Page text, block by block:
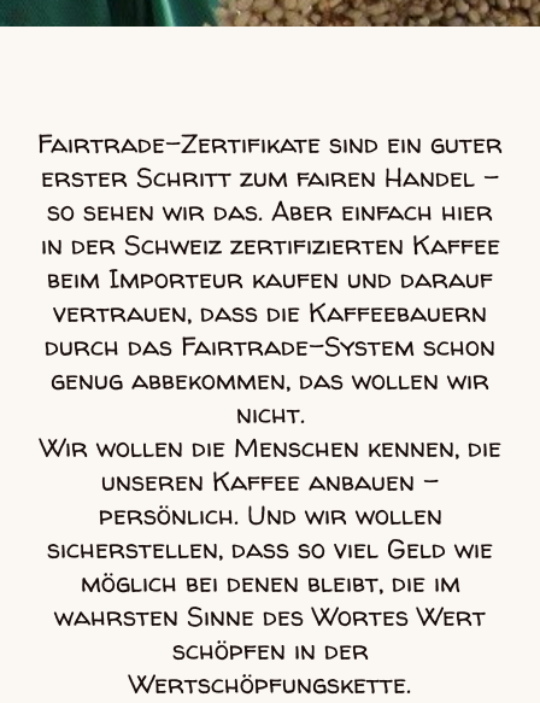
Fairtrade-Zertifikate sind ein guter
erster Schritt zum fairen Handel –
so sehen wir das. Aber einfach hier
in der Schweiz zertifizierten Kaffee
beim Importeur kaufen und darauf
vertrauen, dass die Kaffeebauern
durch das Fairtrade-System schon
genug abbekommen, das wollen wir
nicht.
Wir wollen die Menschen kennen, die
unseren Kaffee anbauen –
persönlich. Und wir wollen
sicherstellen, dass so viel Geld wie
möglich bei denen bleibt, die im
wahrsten Sinne des Wortes Wert
schöpfen in der
Wertschöpfungskette.